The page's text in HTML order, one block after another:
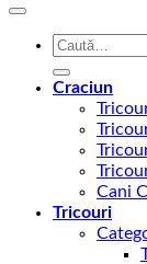
Caută
Craciun
Cani
Tricouri